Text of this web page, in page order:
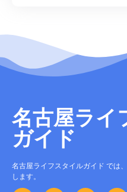
名古屋ライ
ガイド
名古屋ライフスタイルガイド では
します。